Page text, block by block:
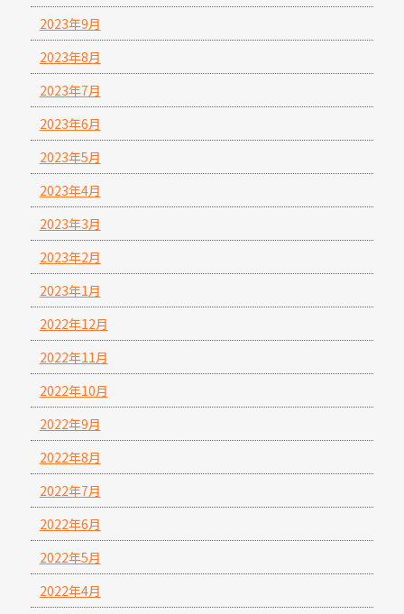
2023年9月
2023年8月
2023年7月
2023年6月
2023年5月
2023年4月
2023年3月
2023年2月
2023年1月
2022年12月
2022年11月
2022年10月
2022年9月
2022年8月
2022年7月
2022年6月
2022年5月
2022年4月